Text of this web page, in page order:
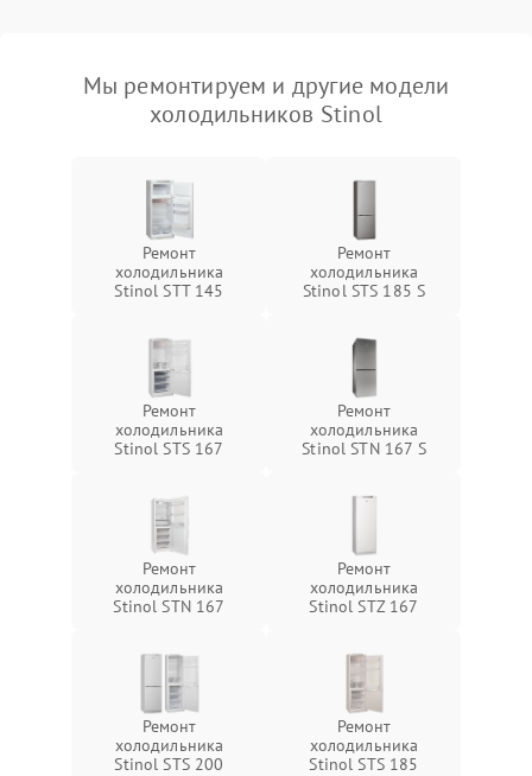
Мы ремонтируем и другие модели
холодильников Stinol
Ремонт
холодильника
Stinol STT 145
Ремонт
холодильника
Stinol STS 185 S
Ремонт
холодильника
Stinol STS 167
Ремонт
холодильника
Stinol STN 167 S
Ремонт
холодильника
Stinol STN 167
Ремонт
холодильника
Stinol STZ 167
Ремонт
холодильника
Stinol STS 200
Ремонт
холодильника
Stinol STS 185